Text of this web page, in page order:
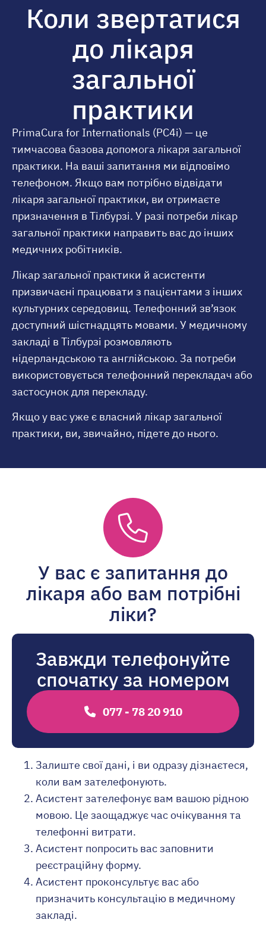
Коли звертатися
до лікаря
загальної
практики
PrimaCura for Internationals (PC4i) — це
тимчасова базова допомога лікаря загальної
практики. На ваші запитання ми відповімо
телефоном. Якщо вам потрібно відвідати
лікаря загальної практики, ви отримаєте
призначення в Тілбурзі. У разі потреби лікар
загальної практики направить вас до інших
медичних робітників.
Лікар загальної практики й асистенти
призвичаєні працювати з пацієнтами з інших
культурних середовищ. Телефонний зв’язок
доступний шістнадцять мовами. У медичному
закладі в Тілбурзі розмовляють
нідерландською та англійською. За потреби
використовується телефонний перекладач або
застосунок для перекладу.
Якщо у вас уже є власний лікар загальної
практики, ви, звичайно, підете до нього.
У вас є запитання до
лікаря або вам потрібні
ліки?
Завжди телефонуйте
спочатку за номером
077 - 78 20 910
Залиште свої дані, і ви одразу дізнаєтеся,
коли вам зателефонують.
Асистент зателефонує вам вашою рідною
мовою. Це заощаджує час очікування та
телефонні витрати.
Асистент попросить вас заповнити
реєстраційну форму.
Асистент проконсультує вас або
призначить консультацію в медичному
закладі.